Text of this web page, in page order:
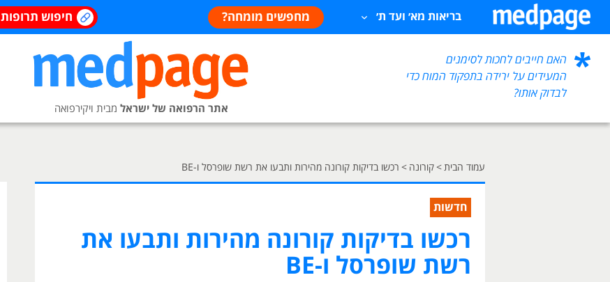
בריאות מא׳ ועד ת׳ מחפשים מומחה? חיפוש תרופות
האם חייבים לחכות לסימנים
המעידים על ירידה בתפקוד המוח כדי
לבדוק אותו?
אתר הרפואה של ישראל מבית ויקירפואה
עמוד הבית > קורונה > רכשו בדיקות קורונה מהירות ותבעו את רשת שופרסל ו-BE
חדשות
רכשו בדיקות קורונה מהירות ותבעו את
רשת שופרסל ו-BE